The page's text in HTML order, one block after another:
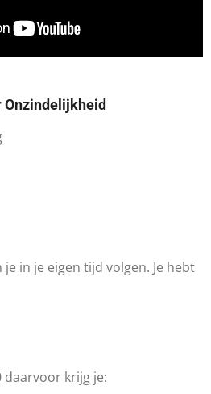
Onzindelijkheid
je in je eigen tijd volgen. Je hebt
daarvoor krijg je: